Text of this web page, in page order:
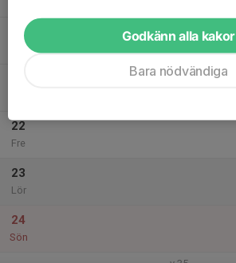
20
Ons
22
Fre
23
Lör
24
Sön
Godkänn alla kakor
Bara nödvändiga